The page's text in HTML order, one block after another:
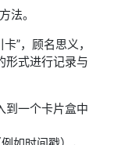
法。
”，顾名思义，
形式进行记录与
到一个卡片盒中